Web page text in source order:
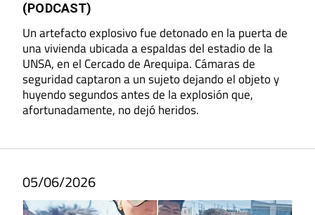
(PODCAST)
Un artefacto explosivo fue detonado en la puerta de
una vivienda ubicada a espaldas del estadio de la
UNSA, en el Cercado de Arequipa. Cámaras de
seguridad captaron a un sujeto dejando el objeto y
huyendo segundos antes de la explosión que,
afortunadamente, no dejó heridos.
05/06/2026